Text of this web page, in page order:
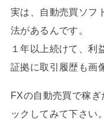
実は、自動売買ソフ
法があるんです。
１年以上続けて、利
証拠に取引履歴も画
FXの自動売買で稼
ックしてみて下さい。